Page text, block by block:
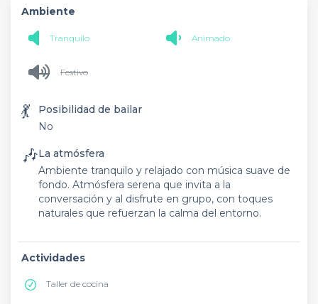
Ambiente
Tranquilo Animado
Festivo
💃
Posibilidad de bailar
No
🎶La atmósfera
Ambiente tranquilo y relajado con música suave de
fondo. Atmósfera serena que invita a la
conversación y al disfrute en grupo, con toques
naturales que refuerzan la calma del entorno.
Actividades
Taller de cocina